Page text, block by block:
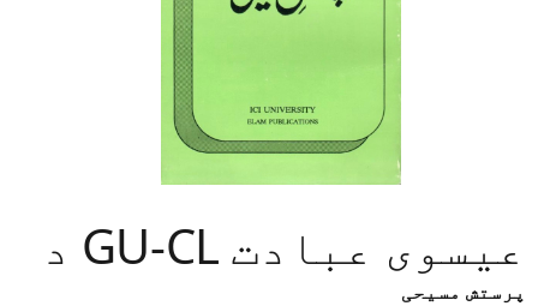
د GU-CL عیسوی عبادت
پرستش مسیحی